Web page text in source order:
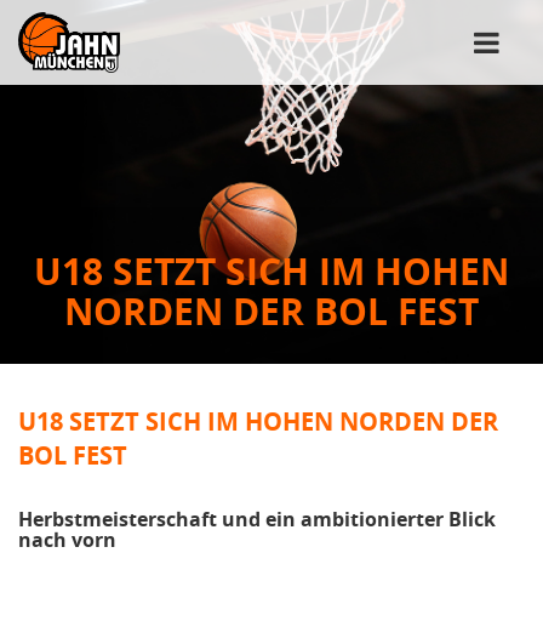
U18 SETZT SICH IM HOHEN
NORDEN DER BOL FEST
U18 SETZT SICH IM HOHEN NORDEN DER
BOL FEST
Herbstmeisterschaft und ein ambitionierter Blick
nach vorn